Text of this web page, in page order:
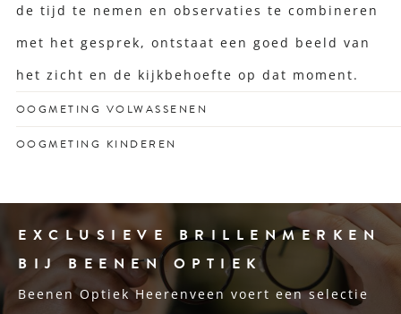
de tijd te nemen en observaties te combineren
met het gesprek, ontstaat een goed beeld van
het zicht en de kijkbehoefte op dat moment.
OOGMETING VOLWASSENEN
OOGMETING KINDEREN
EXCLUSIEVE BRILLENMERKEN
BIJ BEENEN OPTIEK
Beenen Optiek Heerenveen voert een selectie